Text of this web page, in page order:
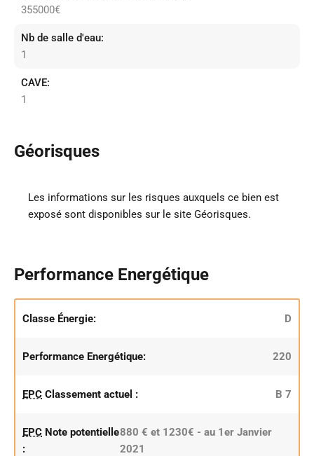
355000€
Nb de salle d'eau:
1
CAVE:
1
Géorisques
Les informations sur les risques auxquels ce bien est
exposé sont disponibles sur le site Géorisques.
Performance Energétique
Classe Énergie: D
Performance Energétique: 220
EPC Classement actuel : B 7
EPC Note potentielle
:
880 € et 1230€ - au 1er Janvier
2021